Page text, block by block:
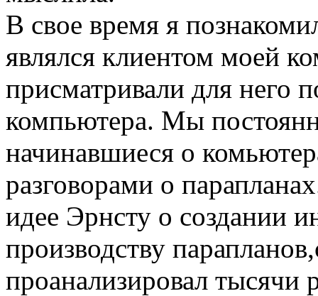
В свое время я
являлся клиентом моей
присматривали для него
компьютера. Мы
начинавшиеся о
разговорами о
идее Эрнсту о создании
производству
проанализировал тысячи